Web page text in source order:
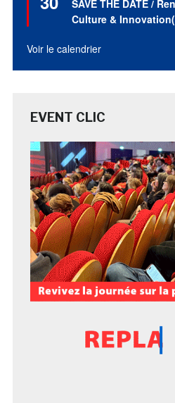
avant
SAVE THE DATE /
Culture &
Voir le calendrier
EVENT CLIC